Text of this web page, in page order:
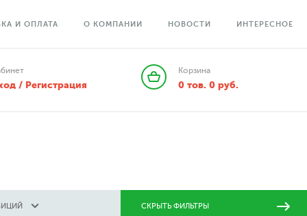
И ОПЛАТА О КОМПАНИИ НОВОСТИ ИНТЕРЕСНОЕ
/ Регистрация
Корзина
0 тов. 0руб.
СКРЫТЬ ФИЛЬТРЫ